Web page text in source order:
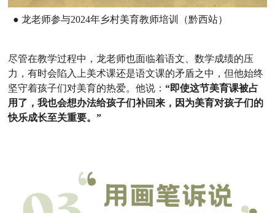
● 龙老师参与2024年乡村美育教师培训（黔西站）
尽管在教学过程中，龙老师也面临着语文、数学成绩的压
力，有时会陷入上美术课还是语文课的矛盾之中，但他始终
坚守着孩子们对美育的热爱。他说：“即使这节美育课被占
用了，我也会想办法给孩子们补回来，因为美育对孩子们的
快乐成长至关重要。”